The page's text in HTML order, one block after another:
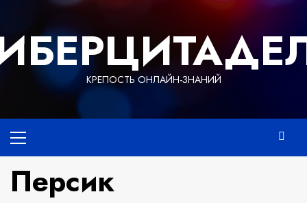
содержимому
КРЕПОСТЬ ОНЛАЙН-ЗНАНИЙ
меню
Персик